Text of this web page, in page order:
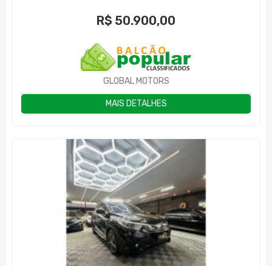
R$ 50.900,00
GLOBAL MOTORS
MAIS DETALHES